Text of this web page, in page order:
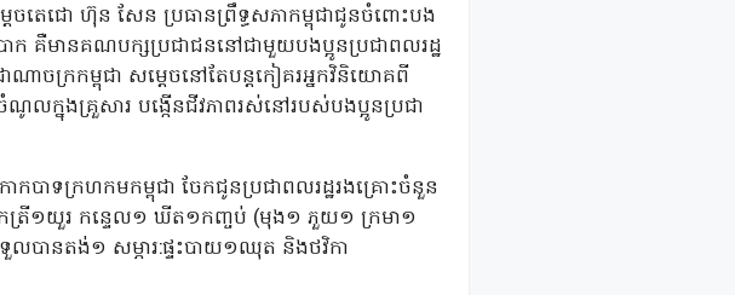
ចតេជោ ហ៊ុន សែន ប្រធានព្រឹទ្ធសភាកម្ពុជាជូនចំពោះបង
ាក គឺមានគណបក្សប្រជាជននៅជាមួយបងប្អូនប្រជាពលរដ្ឋ
ណាចក្រកម្ពុជា សម្តេចនៅតែបន្តកៀគរអ្នកវិនិយោគពី
ណូលក្នុងគ្រួសារ បង្កើនជីវភាពរស់នៅរបស់បងប្អូនប្រជា
បាទក្រហកមកម្ពុជា ចែកជូនប្រជាពលរដ្ឋរងគ្រោះចំនួន
រី១យួរ កន្ទេល១ ឃីត១កញ្ចប់ (មុង១ ភួយ១ ក្រមា១
បានតង់១ សម្ភារ:ផ្ទះបាយ១ឈុត និងថវិកា